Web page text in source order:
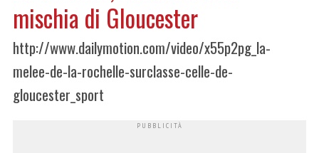
mischia di Gloucester
http://www.dailymotion.com/video/x55p2pg_la-
melee-de-la-rochelle-surclasse-celle-de-
gloucester_sport